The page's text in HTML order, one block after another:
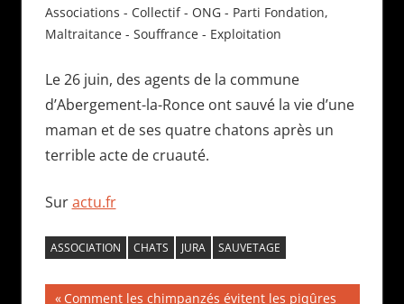
Associations - Collectif - ONG - Parti Fondation,
Maltraitance - Souffrance - Exploitation
Le 26 juin, des agents de la commune
d’Abergement-la-Ronce ont sauvé la vie d’une
maman et de ses quatre chatons après un
terrible acte de cruauté.
Suractu.fr
ASSOCIATION CHATS JURA SAUVETAGE
Publication
Comment les chimpanzés évitent les piqûres